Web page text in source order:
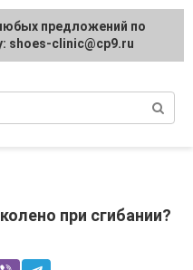
и
при сгибании?
предложений по
shoes-clinic@cp9.ru